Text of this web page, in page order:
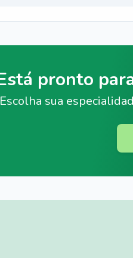
pronto
Escolha sua